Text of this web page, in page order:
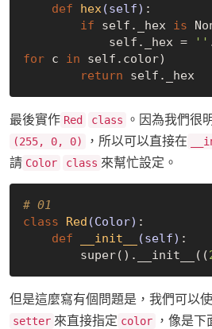
def
hex(self) :
if self._hex is
            self._hex =
''
for c in self.color)
return
self._hex
最後實作 Red class 。因為我們很
(255, 0, 0) ，所以可以直接在
請 Color class 來幫忙設定。
# 01
class
Red (Color) :
def
__init__ (self) :
        super().__init__((
但是這麼寫有個問題是，我們可以
setter 來直接指定 color
，像是